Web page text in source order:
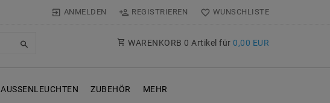
ANMELDEN REGISTRIEREN WUNSCHLISTE
WARENKORB 0 Artikel für 0,00 EUR
AUSSENLEUCHTEN ZUBEHÖR MEHR